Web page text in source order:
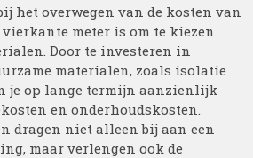
het overwegen van de kosten van
meter is om te kiezen
Door te investeren in
materialen, zoals isolatie
je op lange termijn aanzienlijk
en onderhoudskosten.
dragen niet alleen bij aan een
maar verlengen ook de